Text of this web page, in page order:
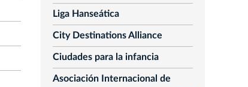
Liga Hanseática
City Destinations Alliance
Ciudades para la infancia
Asociación Internacional de